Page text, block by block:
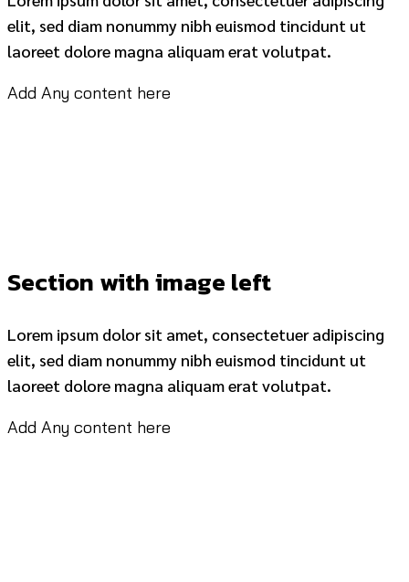
elit, sed diam nonummy nibh euismod tincidunt ut
laoreet dolore magna aliquam erat volutpat.
Add Any content here
Section with image left
Lorem ipsum dolor sit amet, consectetuer adipiscing
elit, sed diam nonummy nibh euismod tincidunt ut
laoreet dolore magna aliquam erat volutpat.
Add Any content here